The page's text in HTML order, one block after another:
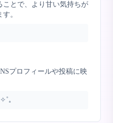
とで、より甘い気持ちが
。
プロフィールや投稿に映